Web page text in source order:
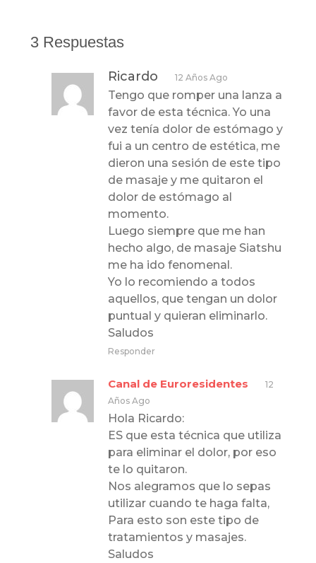
3 Respuestas
Ricardo 12 Años Ago
Tengo que romper una lanza a
favor de esta técnica. Yo una
vez tenía dolor de estómago y
fui a un centro de estética, me
dieron una sesión de este tipo
de masaje y me quitaron el
dolor de estómago al
momento.
Luego siempre que me han
hecho algo, de masaje Siatshu
me ha ido fenomenal.
Yo lo recomiendo a todos
aquellos, que tengan un dolor
puntual y quieran eliminarlo.
Saludos
Responder
Canal de Euroresidentes
12
Años Ago
Hola Ricardo:
ES que esta técnica que utiliza
para eliminar el dolor, por eso
te lo quitaron.
Nos alegramos que lo sepas
utilizar cuando te haga falta,
Para esto son este tipo de
tratamientos y masajes.
Saludos